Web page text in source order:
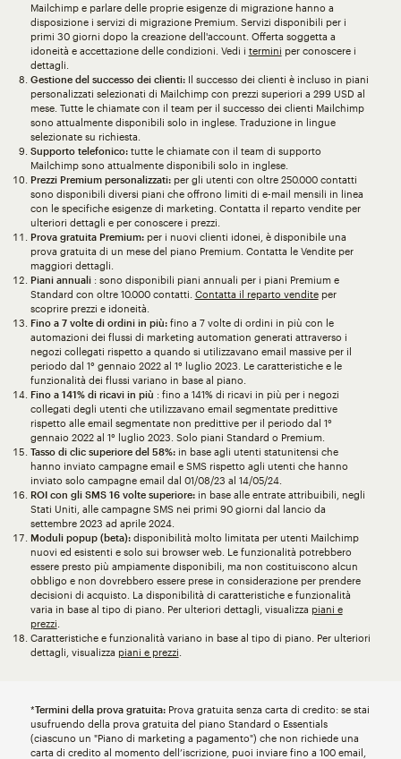
Mailchimp e parlare delle proprie esigenze di migrazione hanno a
disposizione i servizi di migrazione Premium. Servizi disponibili per i
primi 30 giorni dopo la creazione dell'account. Offerta soggetta a
idoneità e accettazione delle condizioni. Vedi i termini per conoscere i
dettagli.
Gestione del successo dei clienti:Il successo dei clienti è incluso in piani
personalizzati selezionati di Mailchimp con prezzi superiori a 299 USD al
mese. Tutte le chiamate con il team per il successo dei clienti Mailchimp
sono attualmente disponibili solo in inglese. Traduzione in lingue
selezionate su richiesta.
Supporto telefonico:tutte le chiamate con il team di supporto
Mailchimp sono attualmente disponibili solo in inglese.
Prezzi Premium personalizzati:per gli utenti con oltre 250.000 contatti
sono disponibili diversi piani che offrono limiti di e-mail mensili in linea
con le specifiche esigenze di marketing. Contatta il reparto vendite per
ulteriori dettagli e per conoscere i prezzi.
Prova gratuita Premium:per i nuovi clienti idonei, è disponibile una
prova gratuita di un mese del piano Premium. Contatta le Vendite per
maggiori dettagli.
Piani annuali: sono disponibili piani annuali per i piani Premium e
Standard con oltre 10.000 contatti. Contatta il reparto venditeper
scoprire prezzi e idoneità.
Fino a 7 volte di ordini in più:fino a 7 volte di ordini in più con le
automazioni dei flussi di marketing automation generati attraverso i
negozi collegati rispetto a quando si utilizzavano email massive per il
periodo dal 1° gennaio 2022 al 1° luglio 2023. Le caratteristiche e le
funzionalità dei flussi variano in base al piano.
Fino a 141% di ricavi in più : fino a 141% di ricavi in più per i negozi
collegati degli utenti che utilizzavano email segmentate predittive
rispetto alle email segmentate non predittive per il periodo dal 1°
gennaio 2022 al 1° luglio 2023. Solo piani Standard o Premium.
Tasso di clic superiore del 58%:in base agli utenti statunitensi che
hanno inviato campagne email e SMS rispetto agli utenti che hanno
inviato solo campagne email dal 01/08/23 al 14/05/24.
ROI con gli SMS 16 volte superiore:in base alle entrate attribuibili, negli
Stati Uniti, alle campagne SMS nei primi 90 giorni dal lancio da
settembre 2023 ad aprile 2024.
Moduli popup (beta):disponibilità molto limitata per utenti Mailchimp
nuovi ed esistenti e solo sui browser web. Le funzionalità potrebbero
essere presto più ampiamente disponibili, ma non costituiscono alcun
obbligo e non dovrebbero essere prese in considerazione per prendere
decisioni di acquisto. La disponibilità di caratteristiche e funzionalità
varia in base al tipo di piano. Per ulteriori dettagli, visualizza piani e
prezzi
Caratteristiche e funzionalità variano in base al tipo di piano. Per ulteriori
dettagli, visualizza piani e prezzi
*Termini della prova gratuita:Prova gratuita senza carta di credito: se stai
usufruendo della prova gratuita del piano Standard o Essentials
(ciascuno un "Piano di marketing a pagamento") che non richiede una
carta di credito al momento dell’iscrizione, puoi inviare fino a 100 email,